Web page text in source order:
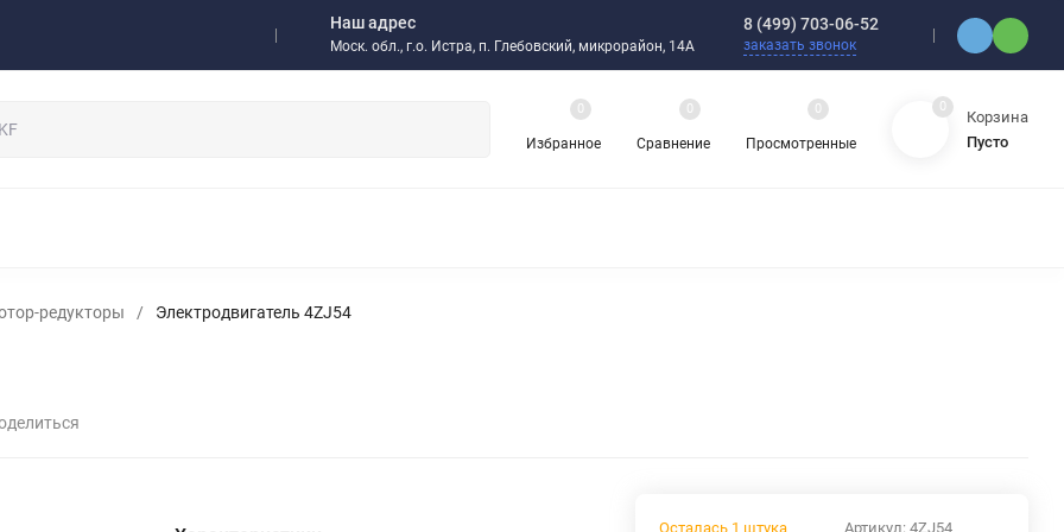
Оптовикам
Наш адрес
Моск. обл., г.о. Истра, п. Глебовский, микрорайон, 14А
8 (499) 703-06-52
заказать звонок
Избранное
0
Сравнение
0
Просмотренные
0 0
Корзина
Пусто
КОМПЛЕКТУЮЩИЕ ИНСТРУМЕНТ SKF
МУФТЫ И ТОРМОЗА
РЕМНИ
редукторы / Электродвигатель 4ZJ54
Артикул: 4ZJ54
Осталась 1 штука